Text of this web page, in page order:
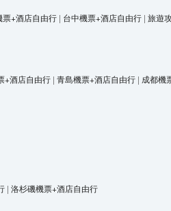
票+酒店自由行 | 台中機票+酒店自由行 | 旅遊
+酒店自由行 | 青島機票+酒店自由行 | 成都機
| 洛杉磯機票+酒店自由行